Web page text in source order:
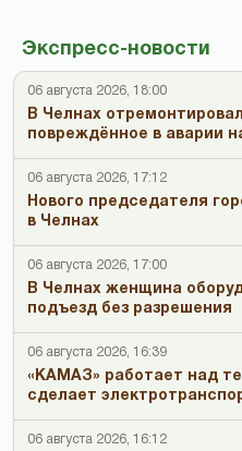
Экспресс-новости
06 августа 2026, 18:00
В Челнах
повреждённое в аварии
06 августа 2026, 17:12
Нового председателя
в Челнах
06 августа 2026, 17:00
В Челнах женщина
подъезд без разрешения
06 августа 2026, 16:39
«КАМАЗ» работает над
сделает
06 августа 2026, 16:12